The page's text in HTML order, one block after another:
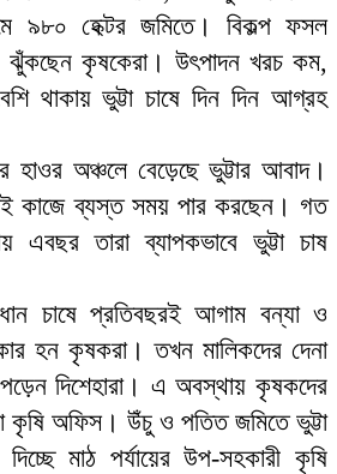
৯৮০ হেক্টর জমিতে। বিকল্প ফসল
ঝুঁকছেন কৃষকেরা। উৎপাদন খরচ কম,
থাকায় ভুট্টা চাষে দিন দিন আগ্রহ
অঞ্চলে বেড়েছে ভুট্টার আবাদ।
কাজে ব্যস্ত সময় পার করছেন। গত
এবছর তারা ব্যাপকভাবে ভুট্টা চাষ
চাষে প্রতিবছরই আগাম বন্যা ও
হন কৃষকরা। তখন মালিকদের দেনা
দিশেহারা। এ অবস্থায় কৃষকদের
কৃষি অফিস। উঁচু ও পতিত জমিতে ভুট্টা
মাঠ পর্যায়ের উপ-সহকারী কৃষি